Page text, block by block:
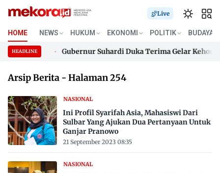
Skip
content
Live
HOME NEWS HUKUM EKONOMI POLITIK BUDAYA
HEADLINE
650 Desa Gubernur Suhardi Duka Terima Gelar
Arsip Berita - Halaman 254
NASIONAL
Ini Profil Syarifah Asia, Mahasiswi Dari
Sulbar Yang Ajukan Dua Pertanyaan Untuk
Ganjar Pranowo
21 September 2023 08:35
NASIONAL